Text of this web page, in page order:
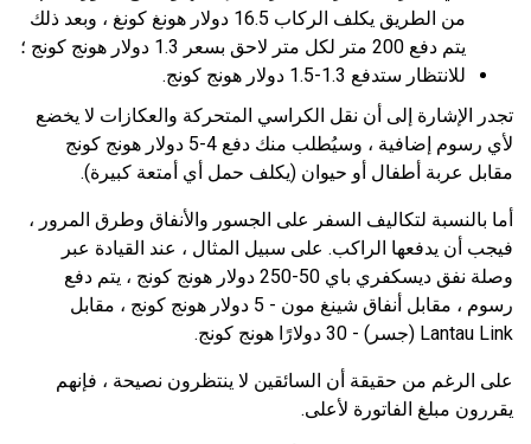
من الطريق يكلف الركاب 16.5 دولار هونغ كونغ ، وبعد ذلك
يتم دفع 200 متر لكل متر لاحق بسعر 1.3 دولار هونج كونج ؛
للانتظار ستدفع 1.3-1.5 دولار هونج كونج.
تجدر الإشارة إلى أن نقل الكراسي المتحركة والعكازات لا يخضع
لأي رسوم إضافية ، وسيُطلب منك دفع 4-5 دولار هونج كونج
مقابل عربة أطفال أو حيوان (يكلف حمل أي أمتعة كبيرة).
أما بالنسبة لتكاليف السفر على الجسور والأنفاق وطرق المرور ،
فيجب أن يدفعها الراكب. على سبيل المثال ، عند القيادة عبر
وصلة نفق ديسكفري باي 50-250 دولار هونج كونج ، يتم دفع
رسوم ، مقابل أنفاق شينغ مون - 5 دولار هونج كونج ، مقابل
Lantau Link (جسر) - 30 دولارًا هونج كونج.
على الرغم من حقيقة أن السائقين لا ينتظرون نصيحة ، فإنهم
يقررون مبلغ الفاتورة لأعلى.